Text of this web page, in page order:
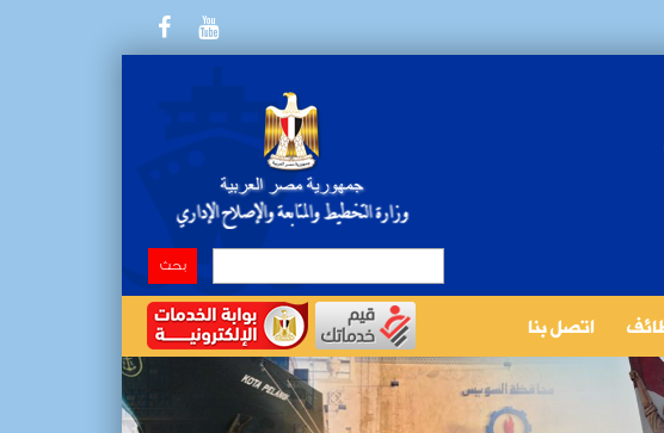
اتصل بنا